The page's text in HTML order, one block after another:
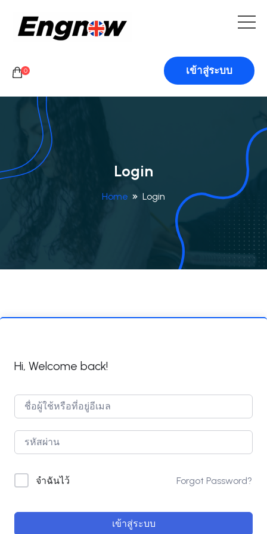
0 เข้าสู่ระบบ
Login
Home Login
Hi, Welcome back!
จำฉันไว้ Forgot Password?
เข้าสู่ระบบ